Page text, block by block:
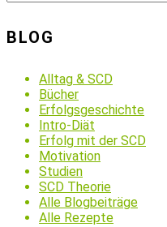
BLOG
Alltag & SCD
Bücher
Erfolgsgeschichte
Intro-Diät
Erfolg mit der SCD
Motivation
Studien
SCD Theorie
Alle Blogbeiträge
Alle Rezepte